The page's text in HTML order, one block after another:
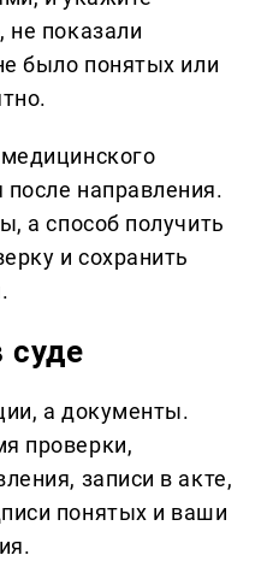
не показали
было понятых или
после направления.
а способ получить
и сохранить
а документы.
проверки,
записи в акте,
понятых и ваши